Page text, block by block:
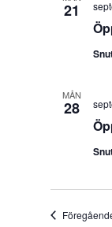
21
MÅN
28